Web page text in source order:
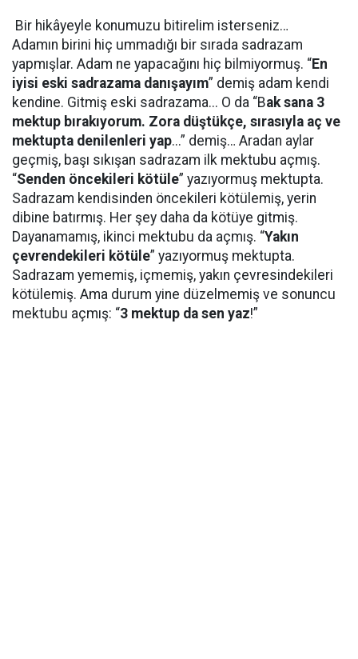
Bir hikâyeyle konumuzu bitirelim isterseniz…
Adamın birini hiç ummadığı bir sırada sadrazam
yapmışlar. Adam ne yapacağını hiç bilmiyormuş. “En
iyisi eski sadrazama danışayım” demiş adam kendi
kendine. Gitmiş eski sadrazama... O da “Bak sana 3
mektup bırakıyorum. Zora düştükçe, sırasıyla aç ve
mektupta denilenleri yap...” demiş… Aradan aylar
geçmiş, başı sıkışan sadrazam ilk mektubu açmış.
“Senden öncekileri kötüle” yazıyormuş mektupta.
Sadrazam kendisinden öncekileri kötülemiş, yerin
dibine batırmış. Her şey daha da kötüye gitmiş.
Dayanamamış, ikinci mektubu da açmış. “Yakın
çevrendekileri kötüle” yazıyormuş mektupta.
Sadrazam yememiş, içmemiş, yakın çevresindekileri
kötülemiş. Ama durum yine düzelmemiş ve sonuncu
mektubu açmış: “3 mektup da sen yaz!”